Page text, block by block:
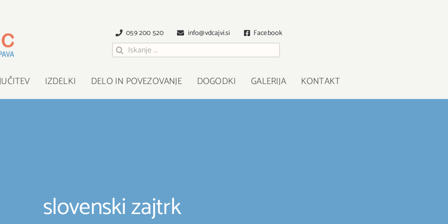
059 200 520 info@vdcajvi.si Facebook
Išči
IZDELKI DELO IN POVEZOVANJE DOGODKI GALERIJA KONTAKT
slovenski zajtrk